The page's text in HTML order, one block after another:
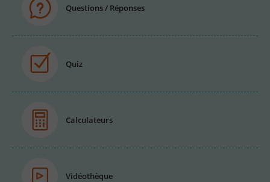
Questions / Réponses
Quiz
Calculateurs
Vidéothèque